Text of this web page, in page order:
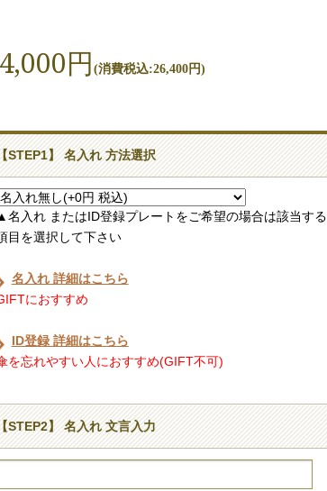
円(消費税込:26,400円)
STEP1】 名入れ 方法選択
名入れ またはID登録プレートをご希望の場合は該当する
目を選択して下さい
名入れ 詳細はこちら
におすすめ
ID登録 詳細はこちら
を忘れやすい人におすすめ(GIFT不可)
STEP2】 名入れ 文言入力